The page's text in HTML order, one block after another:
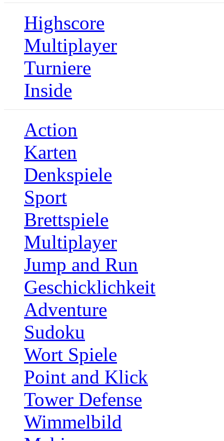
Highscore
Multiplayer
Turniere
Inside
Action
Karten
Denkspiele
Sport
Brettspiele
Multiplayer
Jump and Run
Geschicklichkeit
Adventure
Sudoku
Wort Spiele
Point and Klick
Tower Defense
Wimmelbild